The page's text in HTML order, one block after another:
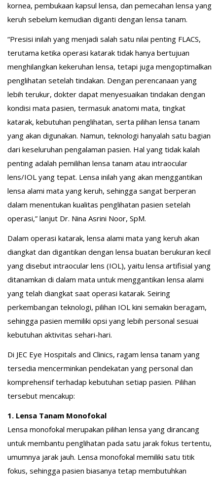
kornea, pembukaan kapsul lensa, dan pemecahan lensa yang
keruh sebelum kemudian diganti dengan lensa tanam.
“Presisi inilah yang menjadi salah satu nilai penting FLACS,
terutama ketika operasi katarak tidak hanya bertujuan
menghilangkan kekeruhan lensa, tetapi juga mengoptimalkan
penglihatan setelah tindakan. Dengan perencanaan yang
lebih terukur, dokter dapat menyesuaikan tindakan dengan
kondisi mata pasien, termasuk anatomi mata, tingkat
katarak, kebutuhan penglihatan, serta pilihan lensa tanam
yang akan digunakan. Namun, teknologi hanyalah satu bagian
dari keseluruhan pengalaman pasien. Hal yang tidak kalah
penting adalah pemilihan lensa tanam atau intraocular
lens/IOL yang tepat. Lensa inilah yang akan menggantikan
lensa alami mata yang keruh, sehingga sangat berperan
dalam menentukan kualitas penglihatan pasien setelah
operasi,” lanjut Dr. Nina Asrini Noor, SpM.
Dalam operasi katarak, lensa alami mata yang keruh akan
diangkat dan digantikan dengan lensa buatan berukuran kecil
yang disebut intraocular lens (IOL), yaitu lensa artifisial yang
ditanamkan di dalam mata untuk menggantikan lensa alami
yang telah diangkat saat operasi katarak. Seiring
perkembangan teknologi, pilihan IOL kini semakin beragam,
sehingga pasien memiliki opsi yang lebih personal sesuai
kebutuhan aktivitas sehari-hari.
Di JEC Eye Hospitals and Clinics, ragam lensa tanam yang
tersedia mencerminkan pendekatan yang personal dan
komprehensif terhadap kebutuhan setiap pasien. Pilihan
tersebut mencakup:
1. Lensa Tanam Monofokal
Lensa monofokal merupakan pilihan lensa yang dirancang
untuk membantu penglihatan pada satu jarak fokus tertentu,
umumnya jarak jauh. Lensa monofokal memiliki satu titik
fokus, sehingga pasien biasanya tetap membutuhkan